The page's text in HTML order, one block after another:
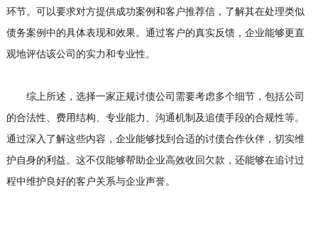
环节。可以要求对方提供成功案例和客户推荐信，了解其在处理类似
债务案例中的具体表现和效果。通过客户的真实反馈，企业能够更直
观地评估该公司的实力和专业性。
综上所述，选择一家正规讨债公司需要考虑多个细节，包括公司
的合法性、费用结构、专业能力、沟通机制及追债手段的合规性等。
通过深入了解这些内容，企业能够找到合适的讨债合作伙伴，切实维
护自身的利益。这不仅能够帮助企业高效收回欠款，还能够在追讨过
程中维护良好的客户关系与企业声誉。